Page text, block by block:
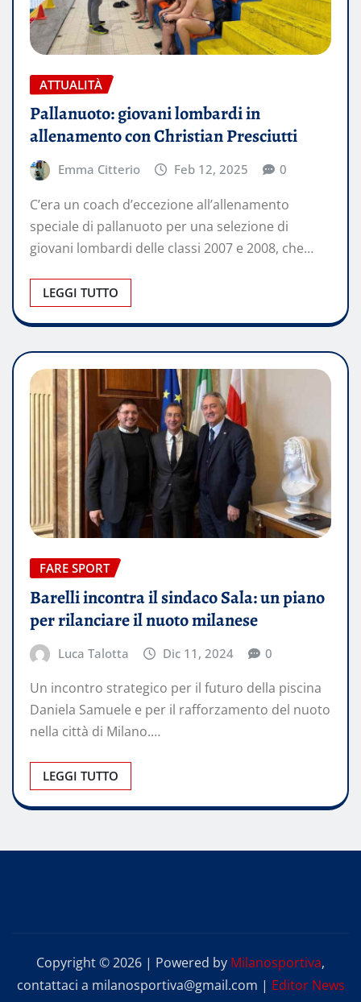
ATTUALITÀ
Pallanuoto: giovani lombardi in
allenamento con Christian Presciutti
Emma Citterio Feb 12, 2025 0
C’era un coach d’eccezione all’allenamento
speciale di pallanuoto per una selezione di
giovani lombardi delle classi 2007 e 2008, che…
LEGGI TUTTO
FARE SPORT
Barelli incontra il sindaco Sala: un piano
per rilanciare il nuoto milanese
Luca Talotta Dic 11, 2024 0
Un incontro strategico per il futuro della piscina
Daniela Samuele e per il rafforzamento del nuoto
nella città di Milano.…
LEGGI TUTTO
Copyright © 2026 | Powered by Milanosportiva,
contattaci a milanosportiva@gmail.com | Editor News